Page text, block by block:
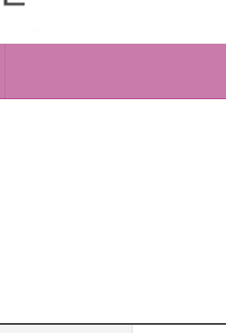
교육대학원
복지대학원